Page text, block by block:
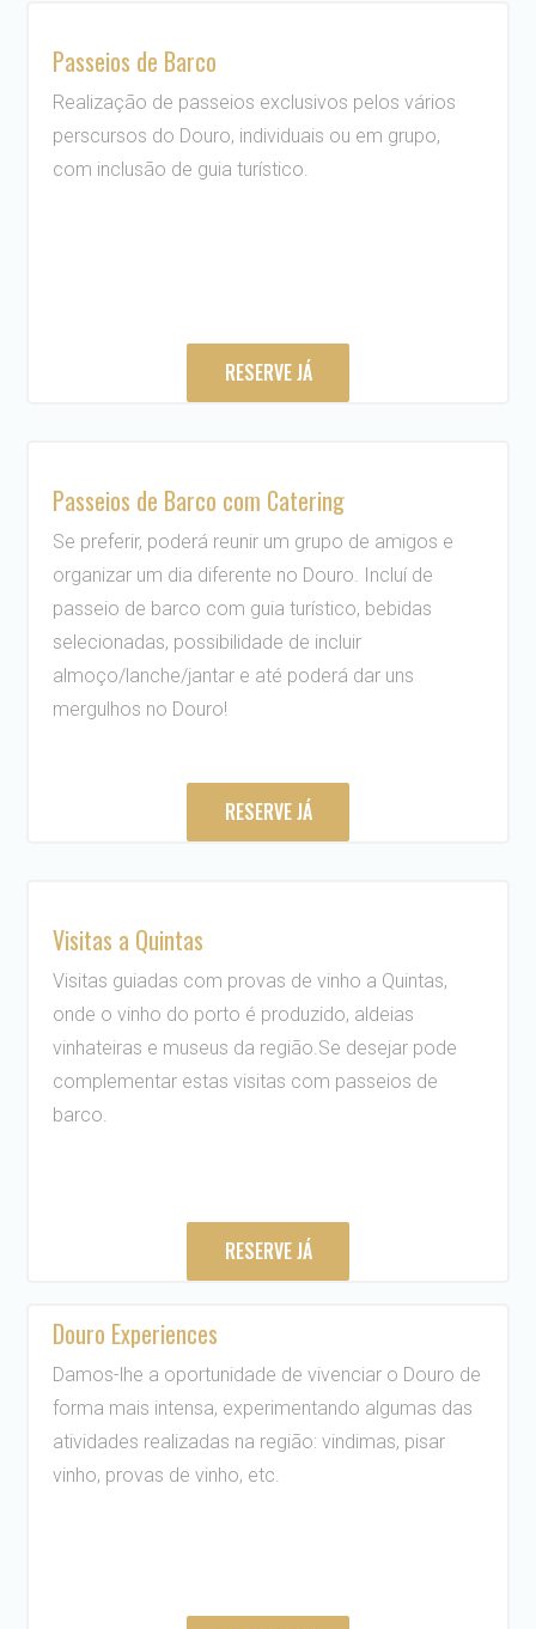
Passeios de Barco
Realização de passeios exclusivos pelos vários
perscursos do Douro, individuais ou em grupo,
com inclusão de guia turístico.
RESERVE JÁ
Passeios de Barco com Catering
Se preferir, poderá reunir um grupo de amigos e
organizar um dia diferente no Douro. Incluí de
passeio de barco com guia turístico, bebidas
selecionadas, possibilidade de incluir
almoço/lanche/jantar e até poderá dar uns
mergulhos no Douro!
RESERVE JÁ
Visitas a Quintas
Visitas guiadas com provas de vinho a Quintas,
onde o vinho do porto é produzido, aldeias
vinhateiras e museus da região.Se desejar pode
complementar estas visitas com passeios de
barco.
RESERVE JÁ
Douro Experiences
Damos-lhe a oportunidade de vivenciar o Douro de
forma mais intensa, experimentando algumas das
atividades realizadas na região: vindimas, pisar
vinho, provas de vinho, etc.